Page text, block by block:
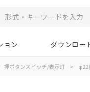
ョン ダウンロー
押ボタンスイッチ/表示灯 >